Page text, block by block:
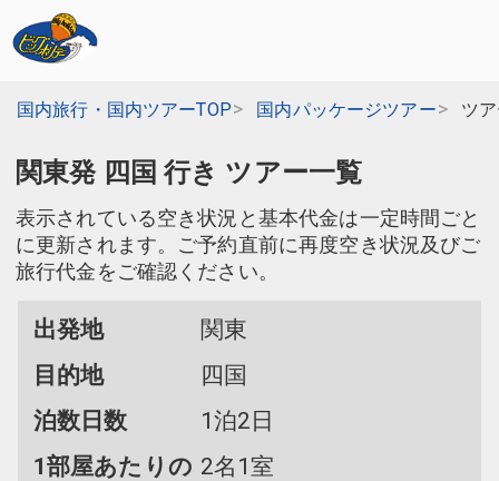
国内旅行・国内ツアーTOP 国内パッケージツアー ツ
関東発 四国 行き ツアー一覧
表示されている空き状況と基本代金は一定時間ごと
に更新されます。ご予約直前に再度空き状況及びご
旅行代金をご確認ください。
出発地
関東
目的地
四国
泊数日数
1泊2日
1部屋あたりの 2名1室